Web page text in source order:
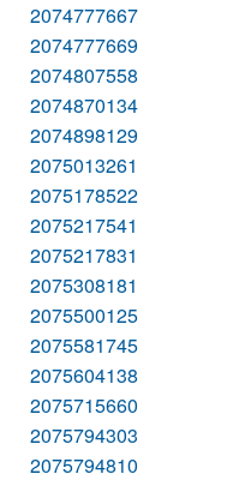
2074777667
2074777669
2074807558
2074870134
2074898129
2075013261
2075178522
2075217541
2075217831
2075308181
2075500125
2075581745
2075604138
2075715660
2075794303
2075794810